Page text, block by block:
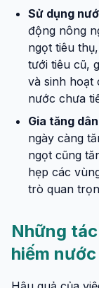
Sử dụng
động nông
ngọt tiêu
tưới tiêu cũ,
và sinh hoạt
nước chưa
Gia tăng
ngày càng
ngọt cũng
hẹp các
trò quan
Những
hiếm